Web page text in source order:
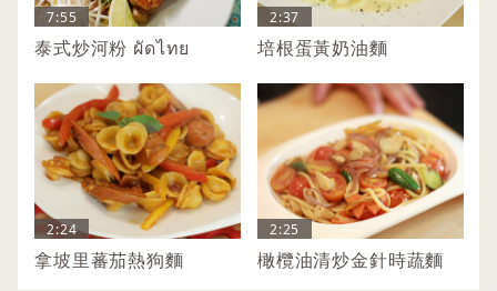
7:55
泰式炒河粉 ผัดไทย
2:37
培根蛋黃奶油麵
2:24
拿坡里蕃茄熱狗麵
2:25
橄欖油清炒金針時蔬麵